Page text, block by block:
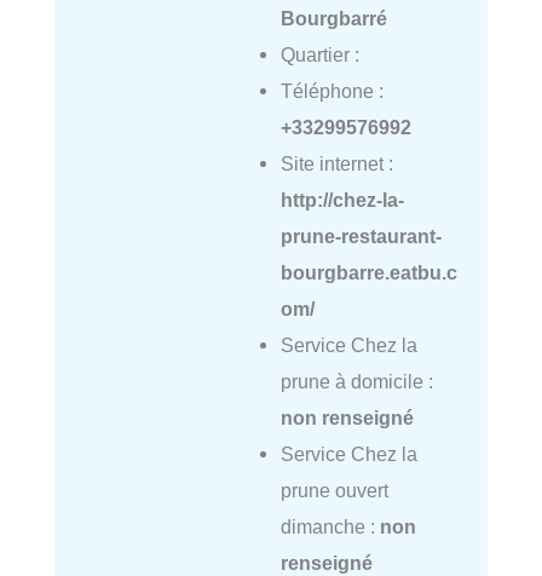
Bourgbarré
Quartier :
Téléphone :
+33299576992
Site internet :
http://chez-la-
prune-restaurant-
bourgbarre.eatbu.c
om/
Service Chez la
prune à domicile :
non renseigné
Service Chez la
prune ouvert
dimanche : non
renseigné